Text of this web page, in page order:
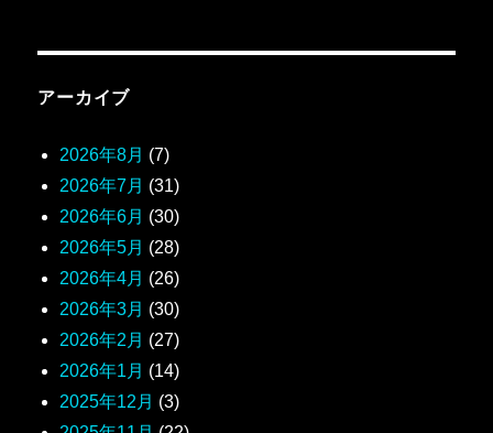
アーカイブ
2026年8月 (7)
2026年7月 (31)
2026年6月 (30)
2026年5月 (28)
2026年4月 (26)
2026年3月 (30)
2026年2月 (27)
2026年1月 (14)
2025年12月 (3)